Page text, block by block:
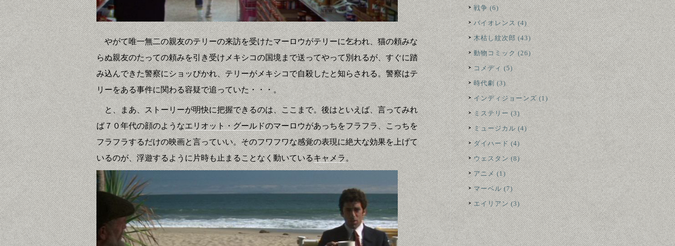
やがて唯一無二の親友のテリーの来訪を受けたマーロウがテリーに乞われ、猫の頼みな
らぬ親友のたっての頼みを引き受けメキシコの国境まで送ってやって別れるが、すぐに踏
み込んできた警察にショッぴかれ、テリーがメキシコで自殺したと知らされる。警察はテ
リーをある事件に関わる容疑で追っていた・・・。
と、まあ、ストーリーが明快に把握できるのは、ここまで。後はといえば、言ってみれ
ば７０年代の顔のようなエリオット・グールドのマーロウがあっちをフラフラ、こっちを
フラフラするだけの映画と言っていい。そのフワフワな感覚の表現に絶大な効果を上げて
いるのが、浮遊するように片時も止まることなく動いているキャメラ。
戦争 (6)
バイオレンス (4)
木枯し紋次郎 (43)
動物コミック (26)
コメディ (5)
時代劇 (3)
インディジョーンズ (1)
ミステリー (3)
ミュージカル (4)
ダイハード (4)
ウェスタン (8)
アニメ (1)
マーベル (7)
エイリアン (3)